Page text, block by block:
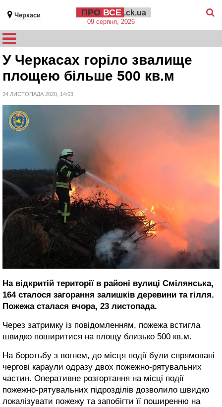
Черкаси ПРО ВСЕ .ck.ua
09 серпня, 2026
У Черкасах горіло звалище
площею більше 500 кв.м
24 ЛИСТОПАДА 2020, 14:03
На відкритій території в районі вулиці Смілянська,
164 сталося загорання залишків деревини та гілля.
Пожежа сталася вчора, 23 листопада.
Через затримку із повідомленням, пожежа встигла
швидко поширитися на площу близько 500 кв.м.
На боротьбу з вогнем, до місця події були спрямовані
чергові караули одразу двох пожежно-рятувальних
частин. Оперативне розгортання на місці події
пожежно-рятувальних підрозділів дозволило швидко
локалізувати пожежу та запобігти її поширенню на